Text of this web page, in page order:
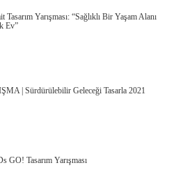
Tasarım Yarışması: “Sağlıklı Bir Yaşam Alanı
Ev”
| Sürdürülebilir Geleceği Tasarla 2021
GO! Tasarım Yarışması